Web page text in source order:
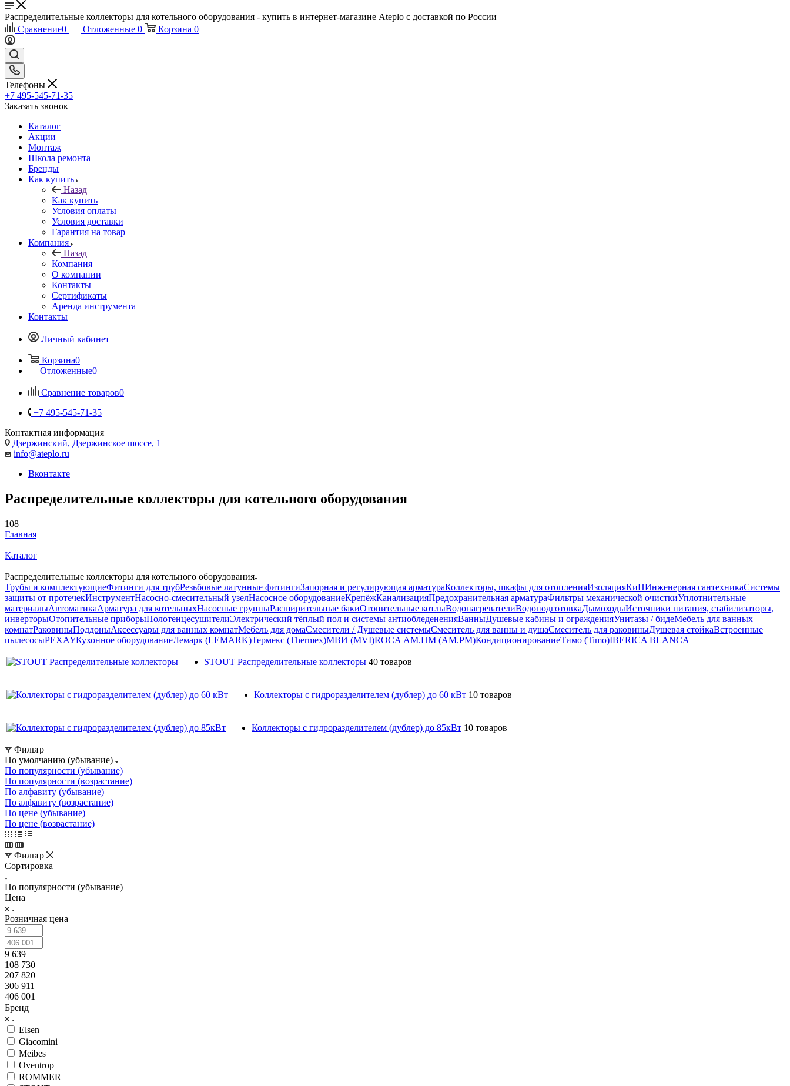
Распределительные коллекторы для котельного оборудования - купить в интернет-магазине Ateplo с доставкой по России
Сравнение0 Отложенные 0 Корзина 0
Телефоны
+7 495-545-71-35
Заказать звонок
Каталог
Акции
Монтаж
Школа ремонта
Бренды
Как купить
Назад
Как купить
Условия оплаты
Условия доставки
Гарантия на товар
Компания
Назад
Компания
О компании
Контакты
Сертификаты
Аренда инструмента
Контакты
Личный кабинет
Корзина0
Отложенные0
Сравнение товаров0
+7 495-545-71-35
Контактная информация
Дзержинский, Дзержинское шоссе, 1
info@ateplo.ru
Вконтакте
Распределительные коллекторы для котельного оборудования
108
Главная
—
Каталог
—
Распределительные коллекторы для котельного оборудования
Трубы и комплектующиеФитинги для трубРезьбовые латунные фитингиЗапорная и регулирующая арматураКоллекторы, шкафы для отопленияИзоляцияКиПИнженерная сантехникаСистемы
защиты от протечекИнструментНасосно-смесительный узелНасосное оборудованиеКрепёжКанализацияПредохранительная арматураФильтры механической очисткиУплотнительные
материалыАвтоматикаАрматура для котельныхНасосные группыРасширительные бакиОтопительные котлыВодонагревателиВодоподготовкаДымоходыИсточники питания, стабилизаторы,
инверторыОтопительные приборыПолотенцесушителиЭлектрический тёплый пол и системы антиобледененияВанныДушевые кабины и огражденияУнитазы / бидеМебель для ванных
комнатРаковиныПоддоныАксессуары для ванных комнатМебель для домаСмесители / Душевые системыСмеситель для ванны и душаСмеситель для раковиныДушевая стойкаВстроенные
пылесосыРЕХАУКухонное оборудованиеЛемарк (LEMARK)Термекс (Thermex)МВИ (MVI)ROCA АМ.ПМ (AM.PM)КондиционированиеТимо (Timo)IBERICA BLANCA
STOUT Распределительные коллекторы 40 товаров
Коллекторы с гидроразделителем (дублер) до 60 кВт 10 товаров
Коллекторы с гидроразделителем (дублер) до 85кВт 10 товаров
Фильтр
По умолчанию (убывание)
По популярности (убывание)
По популярности (возрастание)
По алфавиту (убывание)
По алфавиту (возрастание)
По цене (убывание)
По цене (возрастание)
Фильтр
Сортировка
По популярности (убывание)
Цена
Розничная цена
9 639
108 730
207 820
306 911
406 001
Бренд
Elsen
Giacomini
Meibes
Oventrop
ROMMER